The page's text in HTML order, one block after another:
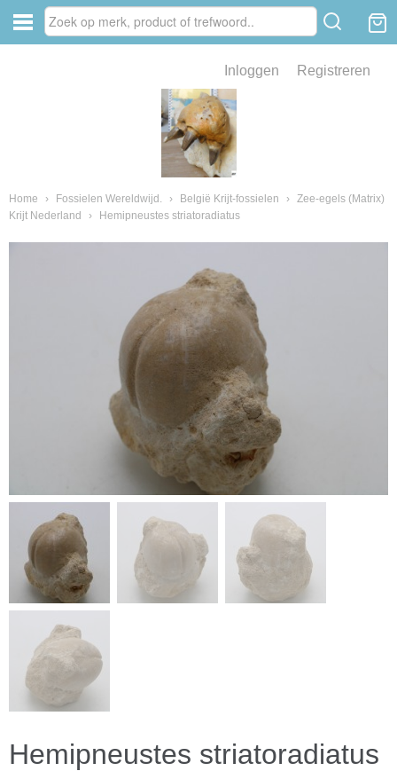
Inloggen Registreren
Home › Fossielen Wereldwijd. › België Krijt-fossielen › Zee-egels (Matrix)
Krijt Nederland
› Hemipneustes striatoradiatus
Hemipneustes striatoradiatus
van fossielen en mineralen